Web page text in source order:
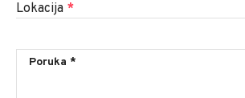
Lokacija *